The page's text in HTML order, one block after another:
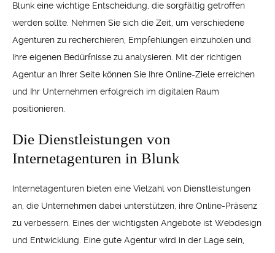
Blunk eine wichtige Entscheidung, die sorgfältig getroffen
werden sollte. Nehmen Sie sich die Zeit, um verschiedene
Agenturen zu recherchieren, Empfehlungen einzuholen und
Ihre eigenen Bedürfnisse zu analysieren. Mit der richtigen
Agentur an Ihrer Seite können Sie Ihre Online-Ziele erreichen
und Ihr Unternehmen erfolgreich im digitalen Raum
positionieren.
Die Dienstleistungen von
Internetagenturen in Blunk
Internetagenturen bieten eine Vielzahl von Dienstleistungen
an, die Unternehmen dabei unterstützen, ihre Online-Präsenz
zu verbessern. Eines der wichtigsten Angebote ist Webdesign
und Entwicklung. Eine gute Agentur wird in der Lage sein,